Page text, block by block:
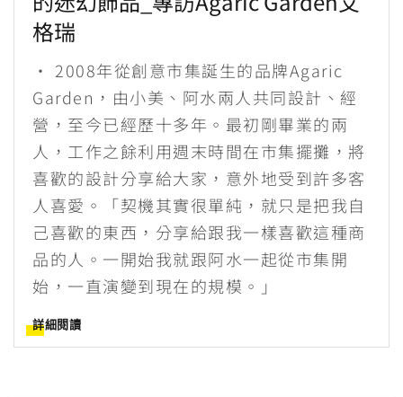
格瑞
• 2008年從創意市集誕生的品牌Agaric
Garden，由小美、阿水兩人共同設計、經
營，至今已經歷十多年。最初剛畢業的兩
人，工作之餘利用週末時間在市集擺攤，將
喜歡的設計分享給大家，意外地受到許多客
人喜愛。「契機其實很單純，就只是把我自
己喜歡的東西，分享給跟我一樣喜歡這種商
品的人。一開始我就跟阿水一起從市集開
始，一直演變到現在的規模。」
詳細閱讀